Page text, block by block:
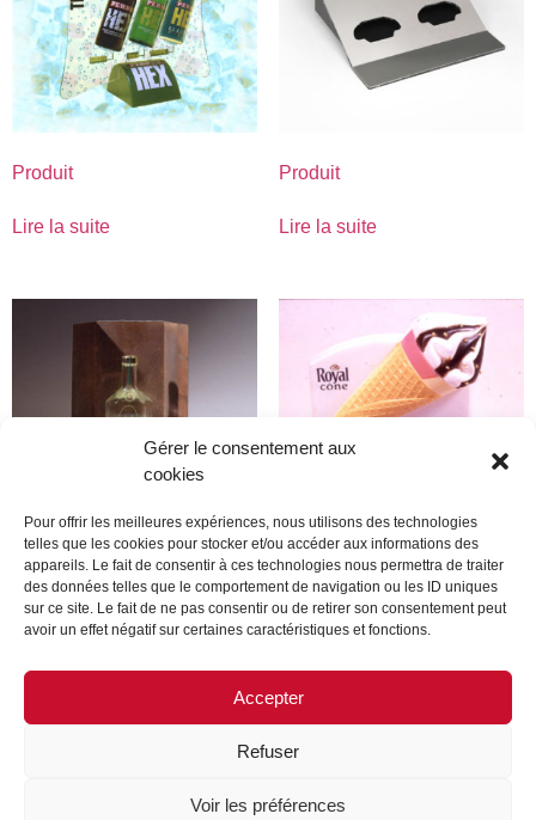
Gérer le consentement aux
cookies
Pour offrir les meilleures expériences, nous utilisons des technologies
telles que les cookies pour stocker et/ou accéder aux informations des
appareils. Le fait de consentir à ces technologies nous permettra de traiter
des données telles que le comportement de navigation ou les ID uniques
sur ce site. Le fait de ne pas consentir ou de retirer son consentement peut
avoir un effet négatif sur certaines caractéristiques et fonctions.
Accepter
Refuser
Voir les préférences
Produit
Lire la suite
Produit
Lire la suite
Produit
Lire la suite
Produit
Lire la suite